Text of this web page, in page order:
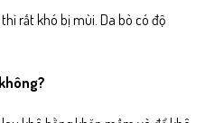
rất khó bị mùi. Da bò có độ